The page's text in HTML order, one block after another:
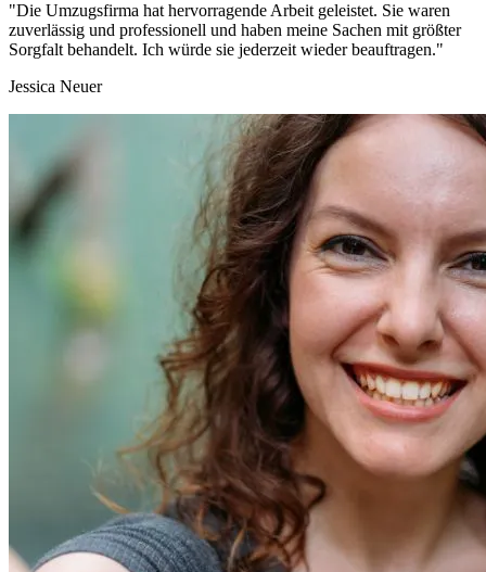
"Die Umzugsfirma hat hervorragende Arbeit geleistet. Sie waren
zuverlässig und professionell und haben meine Sachen mit größter
Sorgfalt behandelt. Ich würde sie jederzeit wieder beauftragen."
Jessica Neuer